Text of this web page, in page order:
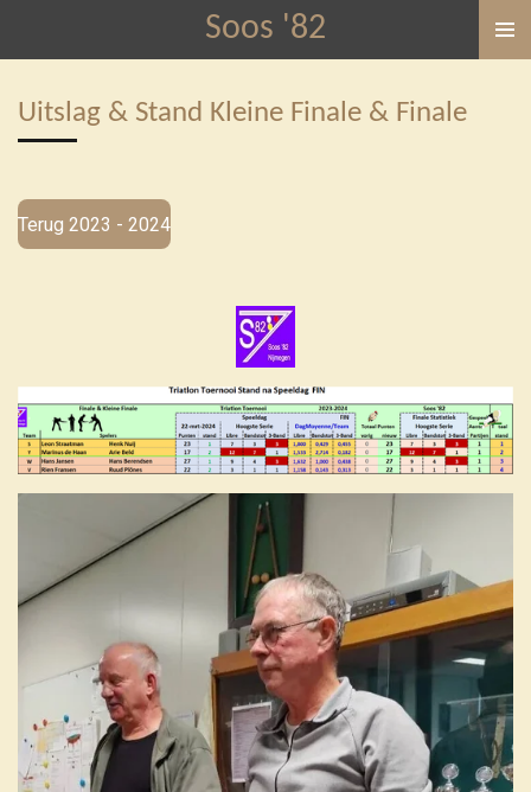
direct
de
hoofdinhoud
Soos '82
Uitslag & Stand Kleine Finale & Finale
Terug 2023 - 2024